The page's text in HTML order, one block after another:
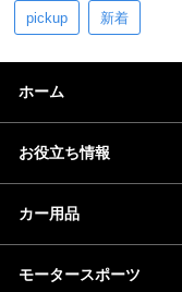
pickup 新着
ホーム
お役立ち情報
カー用品
モータースポーツ